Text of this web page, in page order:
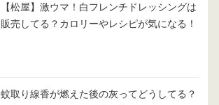
【松屋】激ウマ！白フレンチドレッシングは
販売してる？カロリーやレシピが気になる！
蚊取り線香が燃えた後の灰ってどうしてる？